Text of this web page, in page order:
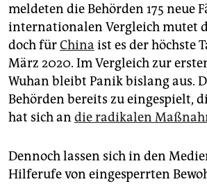
meldeten die Behörden 175 neue
internationalen Vergleich mutet
doch fürChina ist es der höchste
März 2020. Im Vergleich zur
Wuhan bleibt Panik bislang aus.
Behörden bereits zu eingespielt,
hat sich an die radikalen
Dennoch lassen sich in den
Hilferufe von eingesperrten